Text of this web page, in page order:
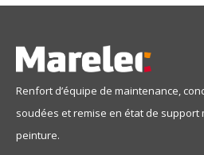
Renfort d’équipe de maintenance,
soudées et remise en état de support
peinture.